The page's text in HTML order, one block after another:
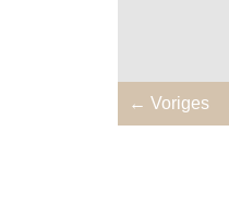
← Voriges